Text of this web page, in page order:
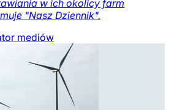
w ich okolicy farm
"Nasz Dziennik".
mediów